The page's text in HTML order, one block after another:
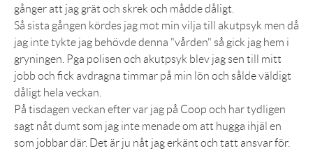
gånger att jag grät och skrek och mådde dåligt.
Så sista gången kördes jag mot min vilja till akutpsyk men då
jag inte tykte jag behövde denna "vården" så gick jag hem i
gryningen. Pga polisen och akutpsyk blev jag sen till mitt
jobb och fick avdragna timmar på min lön och sålde väldigt
dåligt hela veckan.
På tisdagen veckan efter var jag på Coop och har tydligen
sagt nåt dumt som jag inte menade om att hugga ihjäl en
som jobbar där. Det är ju nåt jag erkänt och tatt ansvar för.